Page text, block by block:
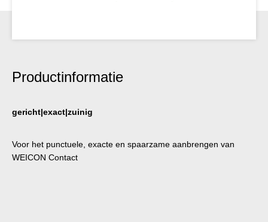
Productinformatie
gericht|exact|zuinig
Voor het punctuele, exacte en spaarzame aanbrengen van
WEICON Contact